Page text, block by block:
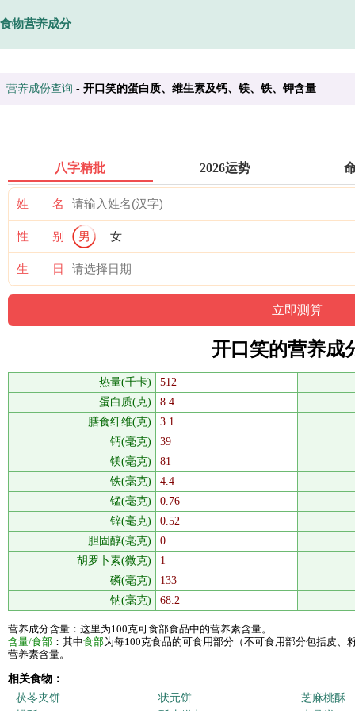
食物营养成分
营养成份查询 - 开口笑的蛋白质、维生素及钙、镁、铁、钾含量
八字精批 2026运势
姓 名
性 别 男 女
生 日
开口笑的营养成
热量(千卡)
512
蛋白质(克)
8.4
膳食纤维(克)
3.1
钙(毫克)
39
镁(毫克)
81
铁(毫克)
4.4
锰(毫克)
0.76
锌(毫克)
0.52
胆固醇(毫克)
0
胡罗卜素(微克)
1
磷(毫克)
133
钠(毫克)
68.2
营养成分含量：这里为100克可食部食品中的营养素含量。
含量/食部 ：其中食部为每100克食品的可食用部分（不可食用部分包括皮、
营养素含量。
相关食物：
茯苓夹饼
状元饼
芝麻桃酥